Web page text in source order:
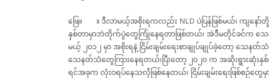
ဖြေ။ ။ ဒီလာမယ့်အစိုးရကလည်း NLD ပဲပြန်ဖြစ်မယ်၊ ကျနော်တို့
နှစ်တာမှာဘဲတိုက်ပွဲတွေကြုံနေရတာဖြစ်တယ်၊ အဲဒီမတိုင်ခင်က သေန
မယ့် ၂၀၁၂ မှာ အစိုးရနဲ့ ငြိမ်းချမ်းရေးစာချုပ်ချုပ်ခဲ့တော့ သ
သေနတ်သံတွေကြားနေရတယ်၊ပြီးတော့ ၂၀၂၀ က အဆိုးရွားဆုံးနှစ်
ရင်အခုက လုံးဝရပ်နေသလိုဖြစ်နေတယ်၊ ငြိမ်းချမ်းရေးဖြစ်စဉ်တွေ